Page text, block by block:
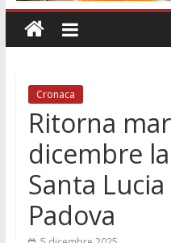
Notizie di Padova alle ore
Limena e progetto Cool Shop
Cronaca
Ritorna
dicembre
Santa
Padova